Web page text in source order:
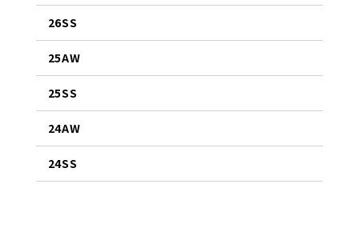
26SS
25AW
25SS
24AW
24SS